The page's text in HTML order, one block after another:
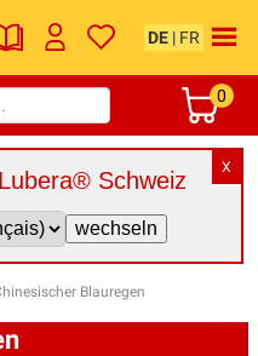
DE | FR
0
X
Schweiz
Blauregen